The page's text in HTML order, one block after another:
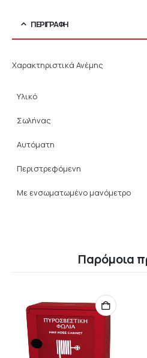
ΠΕΡΙΓΡΑΦΉ
Χαρακτηριστικά Ανέμης
Υλικό
Σωλήνας
Αυτόματη
Περιστρεφόμενη
Με ενσωματωμένο μανόμετρο
Παρόμοια